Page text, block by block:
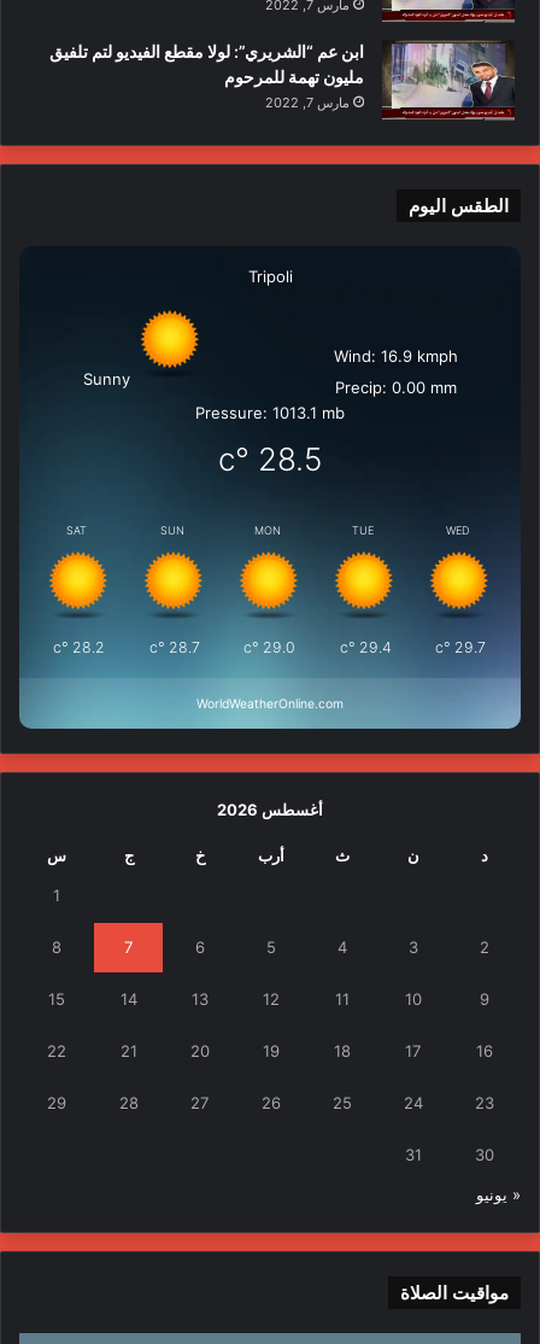
مارس 7, 2022
ابن عم “الشريري”: لولا مقطع الفيديو لتم تلفيق
مليون تهمة للمرحوم
مارس 7, 2022
الطقس اليوم
Tripoli
Sunny
Wind: 16.9 kmph
Precip: 0.00 mm
Pressure: 1013.1 mb
28.5
°c
SAT
28.2
°c
SUN
28.7
°c
MON
29.0
°c
TUE
29.4
°c
WED
29.7
°c
WorldWeatherOnline.com
أغسطس 2026
د ن ث أرب خ ج س
1
2
3
4
5
6
7
8
9
10
11
12
13
14
15
16
17
18
19
20
21
22
23
24
25
26
27
28
29
30
31
« يونيو
مواقيت الصلاة